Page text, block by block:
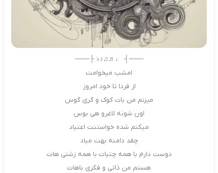
───┤ ♩♬♫♪♭ ├───
امشب میخوامت
از فردا تا خود امروز
میزنم من بات کوک و گری گوس
اون شونه لاغرو هی بوس
میکنم شده خواستنت اعتیاد
چقد دامنه بهت میاد
دوست دارم با همه چتیات با همه زشتی هات
هستم من ذاتی و فکری باهات